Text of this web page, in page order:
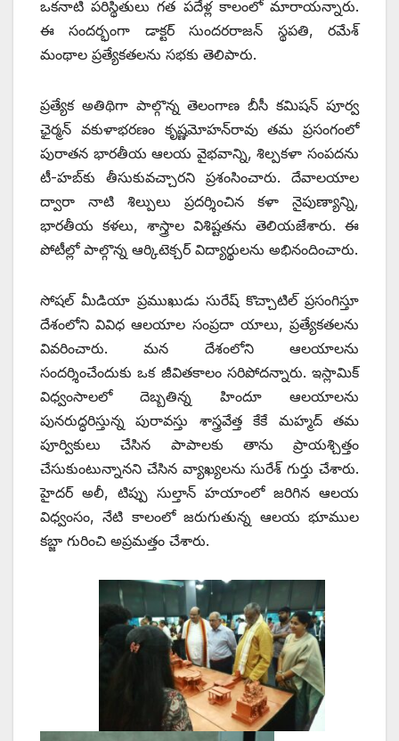
ఒకనాటి పరిస్థితులు గత పదేళ్ల కాలంలో మారాయన్నారు.
ఈ సందర్భంగా డాక్టర్‌ ‌సుందరరాజన్‌ ‌స్థపతి, రమేశ్‌
‌మంథాల ప్రత్యేకతలను సభకు తెలిపారు.
ప్రత్యేక అతిథిగా పాల్గొన్న తెలంగాణ బీసీ కమిషన్‌ ‌పూర్వ
ఛైర్మన్‌ ‌వకుళాభరణం కృష్ణమోహన్‌రావు తమ ప్రసంగంలో
పురాతన భారతీయ ఆలయ వైభవాన్ని, శిల్పకళా సంపదను
టీ-హబ్‌కు తీసుకువచ్చారని ప్రశంసించారు. దేవాలయాల
ద్వారా నాటి శిల్పులు ప్రదర్శించిన కళా నైపుణ్యాన్ని,
భారతీయ కళలు, శాస్త్రాల విశిష్టతను తెలియజేశారు. ఈ
పోటీల్లో పాల్గొన్న ఆర్కిటెక్చర్‌ ‌విద్యార్థులను అభినందించారు.
సోషల్‌ ‌మీడియా ప్రముఖుడు సురేష్‌ ‌కొచ్చాటిల్‌ ‌ప్రసంగిస్తూ
దేశంలోని వివిధ ఆలయాల సంప్రదా యాలు, ప్రత్యేకతలను
వివరించారు. మన దేశంలోని ఆలయాలను
సందర్శించేందుకు ఒక జీవితకాలం సరిపోదన్నారు. ఇస్లామిక్‌
‌విధ్వంసాలలో దెబ్బతిన్న హిందూ ఆలయాలను
పునరుద్ధరిస్తున్న పురావస్తు శాస్త్రవేత్త కేకే మహ్మద్‌ ‌తమ
పూర్వికులు చేసిన పాపాలకు తాను ప్రాయశ్చిత్తం
చేసుకుంటున్నానని చేసిన వ్యాఖ్యలను సురేశ్‌ ‌గుర్తు చేశారు.
హైదర్‌ అలీ, టిప్పు సుల్తాన్‌ ‌హయాంలో జరిగిన ఆలయ
విధ్వంసం, నేటి కాలంలో జరుగుతున్న ఆలయ భూముల
కబ్జా గురించి అప్రమత్తం చేశారు.